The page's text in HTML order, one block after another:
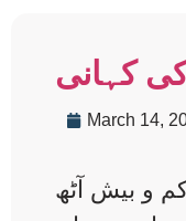
کہانی
March 14,
و بیش آٹھ